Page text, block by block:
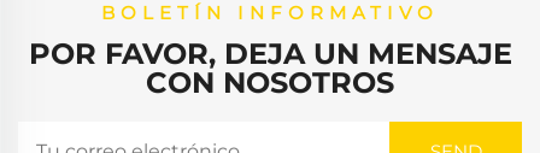
BOLETÍN INFORMATIVO
POR FAVOR, DEJA UN MENSAJE
CON NOSOTROS